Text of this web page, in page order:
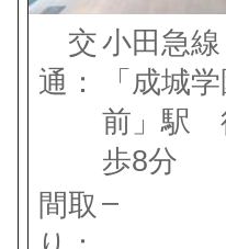
交
通：
小田急線
「成城
前」駅
歩8分
間取 –